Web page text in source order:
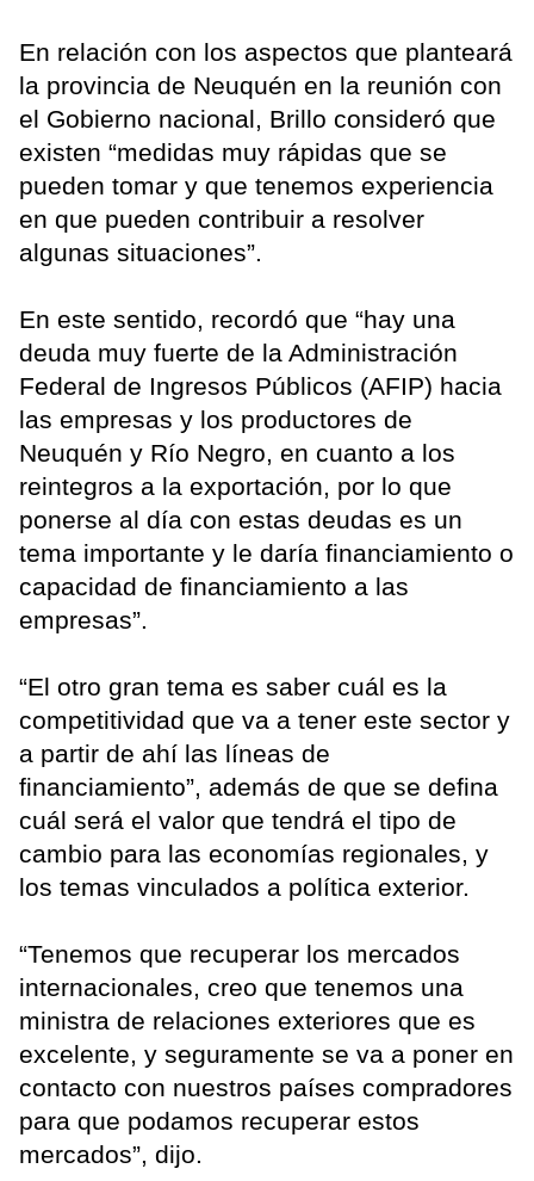
En relación con los aspectos que planteará
la provincia de Neuquén en la reunión con
el Gobierno nacional, Brillo consideró que
existen “medidas muy rápidas que se
pueden tomar y que tenemos experiencia
en que pueden contribuir a resolver
algunas situaciones”.
En este sentido, recordó que “hay una
deuda muy fuerte de la Administración
Federal de Ingresos Públicos (AFIP) hacia
las empresas y los productores de
Neuquén y Río Negro, en cuanto a los
reintegros a la exportación, por lo que
ponerse al día con estas deudas es un
tema importante y le daría financiamiento o
capacidad de financiamiento a las
empresas”.
“El otro gran tema es saber cuál es la
competitividad que va a tener este sector y
a partir de ahí las líneas de
financiamiento”, además de que se defina
cuál será el valor que tendrá el tipo de
cambio para las economías regionales, y
los temas vinculados a política exterior.
“Tenemos que recuperar los mercados
internacionales, creo que tenemos una
ministra de relaciones exteriores que es
excelente, y seguramente se va a poner en
contacto con nuestros países compradores
para que podamos recuperar estos
mercados”, dijo.